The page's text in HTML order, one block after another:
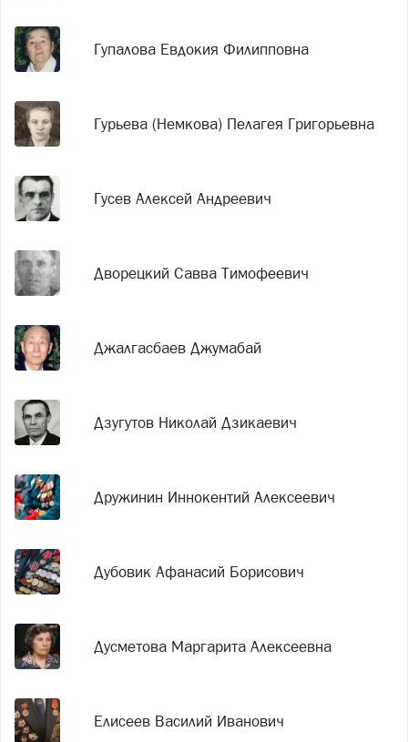
Гупалова Евдокия Филипповна
Гурьева (Немкова) Пелагея Григорьевна
Гусев Алексей Андреевич
Дворецкий Савва Тимофеевич
Джалгасбаев Джумабай
Дзугутов Николай Дзикаевич
Дружинин Иннокентий Алексеевич
Дубовик Афанасий Борисович
Дусметова Маргарита Алексеевна
Елисеев Василий Иванович